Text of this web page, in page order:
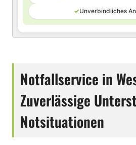
✓Unverbindliches
Notfallservice in
Zuverlässige
Notsituationen